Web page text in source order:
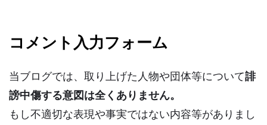
コメント入力フォーム
当ブログでは、取り上げた人物や団体等について誹
謗中傷する意図は全くありません。
もし不適切な表現や事実ではない内容等がありまし